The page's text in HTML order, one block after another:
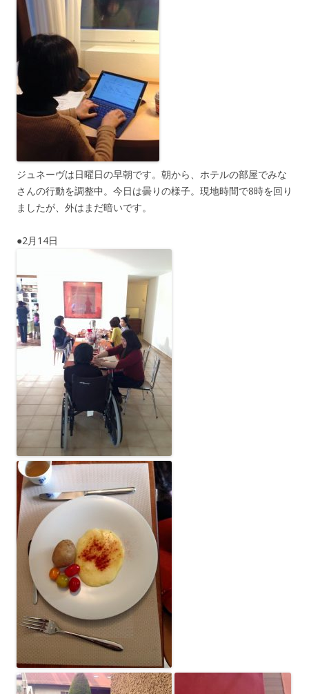
ジュネーヴは日曜日の早朝です。朝から、ホテルの部屋でみな
さんの行動を調整中。今日は曇りの様子。現地時間で8時を回り
ましたが、外はまだ暗いです。
●2月14日